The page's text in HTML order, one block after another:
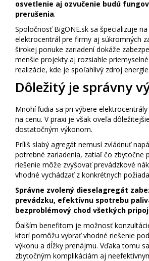
osvetlenie aj ozvučenie budú
prerušenia.
Spoločnosť BigONE.sk sa špecializuje
elektrocentrál pre firmy aj súkromných
širokej ponuke zariadení dokáže
menšie projekty aj rozsiahle
realizácie, kde je spoľahlivý zdroj
Dôležitý je správny
Mnohí ľudia sa pri výbere
na cenu. V praxi je však oveľa
dostatočným výkonom.
Príliš slabý agregát nemusí zvládnuť
potrebné zariadenia, zatiaľ čo zbytočne
riešenie môže zvyšovať prevádzkové
vhodné vychádzať z konkrétnych
Správne zvolený dieselagregát
prevádzku, efektívnu spotrebu
bezproblémový chod všetkých
Ďalším benefitom je možnosť
ktorí pomôžu vybrať vhodné riešenie
výkonu a dĺžky prenájmu. Vďaka tomu
zbytočným komplikáciám aj